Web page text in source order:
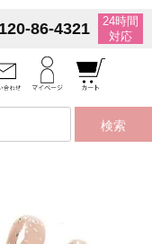
86-4321
24時間
対応
検索